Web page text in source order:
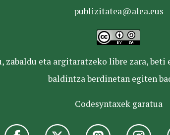
publizitatea@alea.eus
eta argitaratzeko libre zara,
baldintza berdinetan egiten
Codesyntaxek garatua